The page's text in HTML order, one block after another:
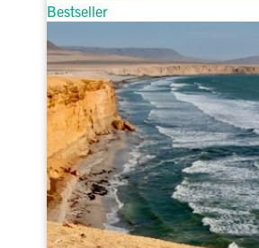
Bestseller